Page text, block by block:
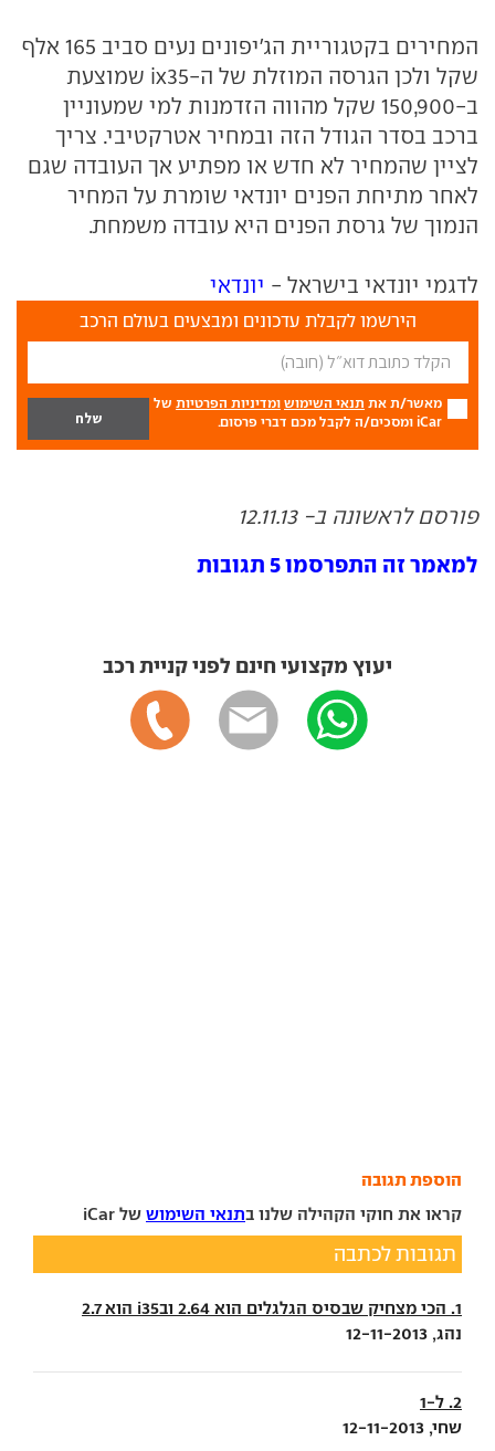
המחירים בקטגוריית הג'יפונים נעים סביב 165 אלף
שקל ולכן הגרסה המוזלת של ה-ix35 שמוצעת
ב-150,900 שקל מהווה הזדמנות למי שמעוניין
ברכב בסדר הגודל הזה ובמחיר אטרקטיבי. צריך
לציין שהמחיר לא חדש או מפתיע אך העובדה שגם
לאחר מתיחת הפנים יונדאי שומרת על המחיר
הנמוך של גרסת הפנים היא עובדה משמחת.
לדגמי יונדאי בישראל - יונדאי
הירשמו לקבלת עדכונים ומבצעים בעולם הרכב
מאשר/ת את תנאי השימוש ומדיניות הפרטיות של
iCar ומסכים/ה לקבל מכם דברי פרסום.
פורסם לראשונה ב- 12.11.13
למאמר זה התפרסמו 5 תגובות
יעוץ מקצועי חינם לפני קניית רכב
הוספת תגובה
קראו את חוקי הקהילה שלנו בתנאי השימוש של iCar
תגובות לכתבה
1. הכי מצחיק שבסיס הגלגלים הוא 2.64 ובi35 הוא 2.7
נהג, 12-11-2013
2. ל-1
שחי, 12-11-2013